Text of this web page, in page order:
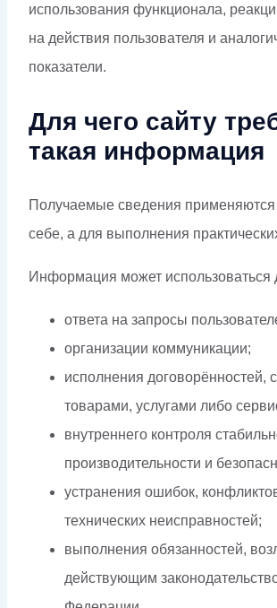
использования функционала,
на действия пользователя и
показатели.
Для чего сайту
такая информация
Получаемые сведения
себе, а для выполнения
Информация может использоваться
ответа на запросы
организации коммуникации;
исполнения договорённостей,
товарами, услугами либо
внутреннего контроля
производительности и
устранения ошибок,
технических неисправностей;
выполнения обязанностей,
действующим